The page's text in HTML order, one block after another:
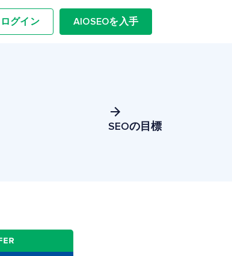
ログイン AIOSEOを入手
SEOの目標